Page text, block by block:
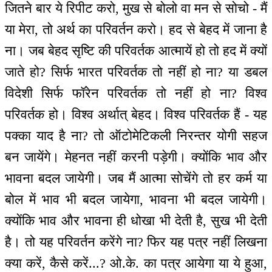
जितने बार ये रिपीट करो, मुख से बोलो वा मन से सोचो - मैं
या मेरा, तो अर्थ का परिवर्तन करो। हद से बेहद में जाना है
ना। जब बेहद सृष्टि की परिवर्तक आत्मायें हो तो हद में क्यों
जाते हो? सिर्फ भारत परिवर्तक तो नहीं हो ना? या डबल
विदेशी सिर्फ फॉरेन परिवर्तक तो नहीं हो ना? विश्व
परिवर्तक हो। विश्व अर्थात् बेहद। विश्व परिवर्तक हैं - यह
पक्का याद है ना? तो ऑटोमेटिकली निरन्तर योगी सहज
बन जायेंगे। मेहनत नहीं करनी पड़ेगी। क्योंकि भाव और
भावना बदल जायेगी। जब मैं आत्मा सोचेंगे तो हर कर्म या
बोल में भाव भी बदल जायेगा, भावना भी बदल जायेगी।
क्योंकि भाव और भावना ही धोखा भी देती है, सुख भी देती
है। तो यह परिवर्तन करेंगे ना? फिर यह पत्र नहीं लिखना
क्या करें, कैसे करें...? ओ.के. का पत्र आयेगा या ये हुआ,